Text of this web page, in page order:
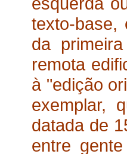
texto-base,
da
remota
à "edição
exemplar,
datada de
entre